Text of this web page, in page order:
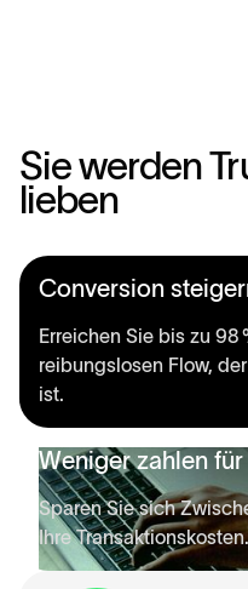
Sie werden
lieben
Conversion
Erreichen Sie bis zu 98
reibungslosen Flow,
ist.
Weniger zahlen
Sparen Sie sich
Ihre Transaktionskosten.